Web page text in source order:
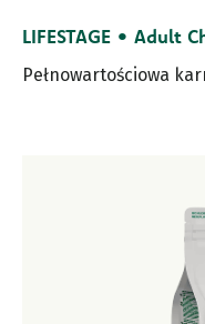
LIFESTAGE • Adult
Pełnowartościowa